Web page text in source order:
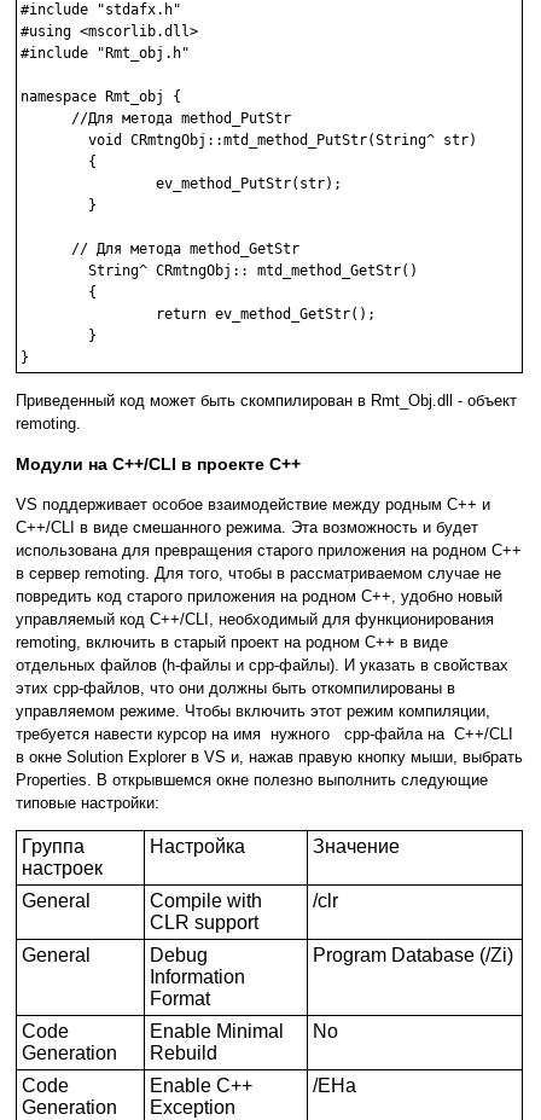
#include "stdafx.h"
#using <mscorlib.dll>
#include "Rmt_obj.h"
namespace Rmt_obj {
//Для метода method_PutStr
void CRmtngObj::mtd_method_PutStr(String^ str)
{
ev_method_PutStr(str);
}
// Для метода method_GetStr
String^ CRmtngObj:: mtd_method_GetStr()
{
return ev_method_GetStr();
}
}
Приведенный код может быть скомпилирован в Rmt_Obj.dll - объект
remoting.
Модули на С++/CLI в проекте С++
VS поддерживает особое взаимодействие между родным C++ и
C++/CLI в виде смешанного режима. Эта возможность и будет
использована для превращения старого приложения на родном C++
в сервер remoting. Для того, чтобы в рассматриваемом случае не
повредить код старого приложения на родном C++, удобно новый
управляемый код C++/CLI, необходимый для функционирования
remoting, включить в старый проект на родном C++ в виде
отдельных файлов (h-файлы и cpp-файлы). И указать в свойствах
этих cpp-файлов, что они должны быть откомпилированы в
управляемом режиме. Чтобы включить этот режим компиляции,
требуется навести курсор на имя нужного cpp-файла на C++/CLI
в окне Solution Explorer в VS и, нажав правую кнопку мыши, выбрать
Properties. В открывшемся окне полезно выполнить следующие
типовые настройки:
Группа
настроек
Настройка Значение
General
Compile with
CLR support
/clr
General
Debug
Information
Format
Program Database (/Zi)
Code
Generation
Enable Minimal
Rebuild
No
Code
Generation
Enable C++
Exception
/EHa